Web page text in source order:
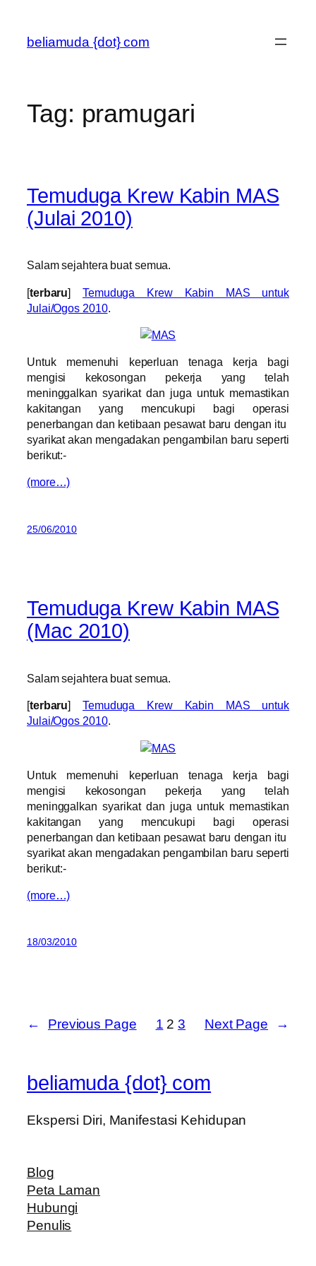
content
beliamuda {dot} com
Tag: pramugari
Temuduga Krew Kabin MAS
(Julai 2010)
Salam sejahtera buat semua.
[terbaru] Temuduga Krew Kabin MAS untuk
Julai/Ogos 2010.
Untuk memenuhi keperluan tenaga kerja bagi
mengisi kekosongan pekerja yang telah
meninggalkan syarikat dan juga untuk memastikan
kakitangan yang mencukupi bagi operasi
penerbangan dan ketibaan pesawat baru dengan itu
syarikat akan mengadakan pengambilan baru seperti
berikut:-
(more…)
25/06/2010
Temuduga Krew Kabin MAS
(Mac 2010)
Salam sejahtera buat semua.
[terbaru] Temuduga Krew Kabin MAS untuk
Julai/Ogos 2010.
Untuk memenuhi keperluan tenaga kerja bagi
mengisi kekosongan pekerja yang telah
meninggalkan syarikat dan juga untuk memastikan
kakitangan yang mencukupi bagi operasi
penerbangan dan ketibaan pesawat baru dengan itu
syarikat akan mengadakan pengambilan baru seperti
berikut:-
(more…)
18/03/2010
← Previous Page 1 2 3 Next Page →
beliamuda {dot} com
Ekspersi Diri, Manifestasi Kehidupan
Blog
Peta Laman
Hubungi
Penulis